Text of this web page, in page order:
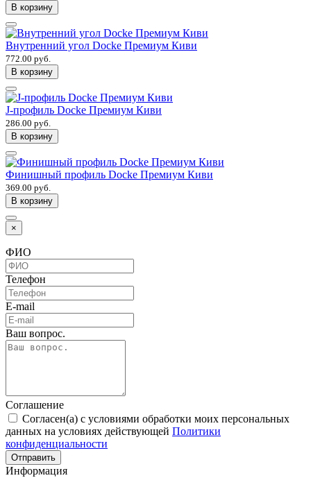
В корзину
Внутренний угол Docke Премиум Киви
772.00 руб.
В корзину
J-профиль Docke Премиум Киви
286.00 руб.
В корзину
Финишный профиль Docke Премиум Киви
369.00 руб.
В корзину
×
ФИО
Телефон
E-mail
Ваш вопрос.
Соглашение
Согласен(а) с условиями обработки моих персональных
данных на условиях действующей Политики
конфиденциальности
Отправить
Информация